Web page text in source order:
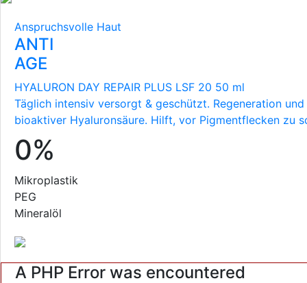
Anspruchsvolle Haut
ANTI
AGE
HYALURON DAY REPAIR PLUS LSF 20 50 ml
Täglich intensiv versorgt & geschützt. Regeneration
bioaktiver Hyaluronsäure. Hilft, vor Pigmentflecken zu
0%
Mikroplastik
PEG
Mineralöl
A PHP Error was encountered